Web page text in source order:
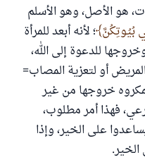
هو الأصل، وهو الأسلم
بُيُوتِكُنَّ ؛ لأنه أبعد للمرأة
للدعوة إلى الله،
أو لتعزية المصاب=
خروجها من غير
فهذا أمر مطلوب،
على الخير، وإذا